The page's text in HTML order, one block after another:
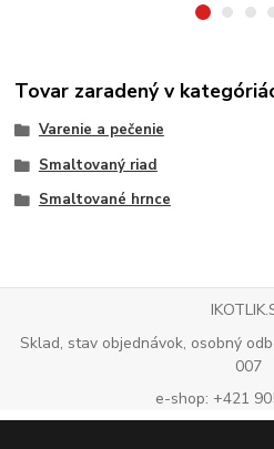
Tovar zaradený v
Varenie a pečenie
Smaltovaný riad
Smaltované hrnce
Sklad, stav objednávok, osobný
007
e-shop: +421